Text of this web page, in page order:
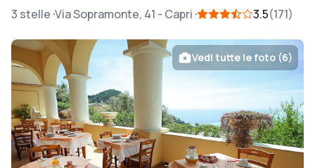
3 stelle Via Sopramonte, 41 - Capri 3.5 171
Vedi tutte le foto (6)